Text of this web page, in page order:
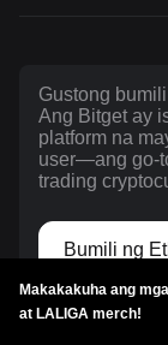
Gustong
Ang Bitget ay
platform na
user—ang go-
trading
Bumili ng
Makakakuha ang
at LALIGA merch!